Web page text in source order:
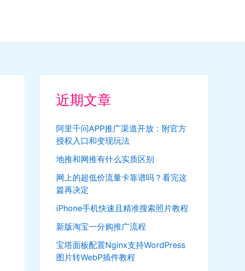
近期文章
阿里千问APP推广渠道开放：附官方
授权入口和变现玩法
地推和网推有什么实质区别
网上的超低价流量卡靠谱吗？看完这
篇再决定
iPhone手机快速且精准搜索照片教程
新版淘宝一分购推广流程
宝塔面板配置Nginx支持WordPress
图片转WebP插件教程